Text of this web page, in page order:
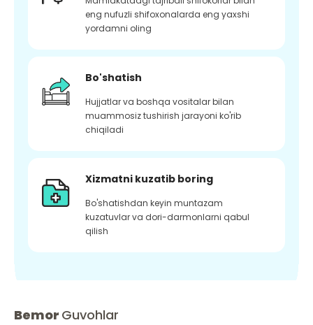
eng nufuzli shifoxonalarda eng yaxshi
yordamni oling
Bo'shatish
Hujjatlar va boshqa vositalar bilan
muammosiz tushirish jarayoni ko'rib
chiqiladi
Xizmatni kuzatib boring
Bo'shatishdan keyin muntazam
kuzatuvlar va dori-darmonlarni qabul
qilish
Bemor Guvohlar